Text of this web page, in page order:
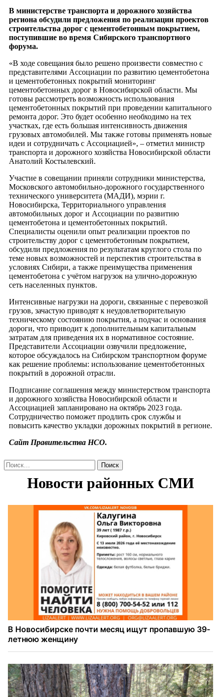
В министерстве транспорта и дорожного хозяйства
региона обсудили предложения по реализации проектов
строительства дорог с цементобетонным покрытием,
поступившие во время Сибирского транспортного
форума.
«В ходе совещания было решено произвести совместно с
представителями Ассоциации по развитию цементобетона
и цементобетонных покрытий мониторинг
цементобетонных дорог в Новосибирской области. Мы
готовы рассмотреть возможность использования
цементобетонных покрытий при проведении капитального
ремонта дорог. Это будет особенно необходимо на тех
участках, где есть большая интенсивность движения
грузовых автомобилей. Мы также готовы применять новые
идеи и сотрудничать с Ассоциацией», – отметил министр
транспорта и дорожного хозяйства Новосибирской области
Анатолий Костылевский.
Участие в совещании приняли сотрудники министерства,
Московского автомобильно-дорожного государственного
технического университета (МАДИ), мэрии г.
Новосибирска, Территориального управления
автомобильных дорог и Ассоциации по развитию
цементобетона и цементобетонных покрытий.
Специалисты оценили опыт реализации проектов по
строительству дорог с цементобетонным покрытием,
обсудили предложения по результатам круглого стола по
теме новых возможностей и перспектив строительства в
условиях Сибири, а также преимущества применения
цементобетона с учётом нагрузок на улично-дорожную
сеть населенных пунктов.
Интенсивные нагрузки на дороги, связанные с перевозкой
грузов, зачастую приводят к неудовлетворительную
техническому состоянию покрытия, а подчас и основания
дороги, что приводит к дополнительным капитальным
затратам для приведения их в нормативное состояние.
Представители Ассоциации озвучили предложение,
которое обсуждалось на Сибирском транспортном форуме
как решение проблемы: использование цементобетонных
покрытий в дорожной отрасли.
Подписание соглашения между министерством транспорта
и дорожного хозяйства Новосибирской области и
Ассоциацией запланировано на октябрь 2023 года.
Сотрудничество поможет продлить срок службы и
повысить качество укладки дорожных покрытий в регионе.
Сайт Правительства НСО.
Найти: